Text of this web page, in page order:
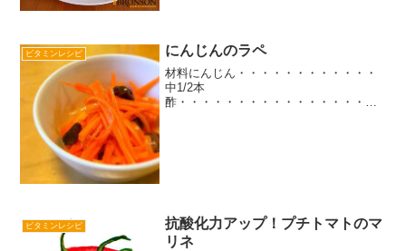
ン・・・・・・・・・・・・・・100g
ビタミンレシピ にんじんのラペ
材料にんじん・・・・・・・・・・・・
中1/2本
酢・・・・・・・・・・・・・・・・・
ビタミンレシピ
抗酸化力アップ！プチトマトのマ
リネ